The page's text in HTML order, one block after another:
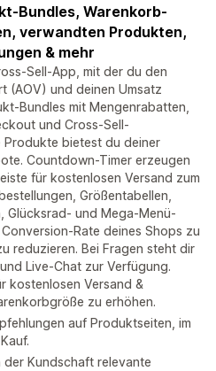
Bundles, Warenkorb-
verwandten Produkten,
& mehr
Sell-App, mit der du den
(AOV) und deinen Umsatz
Bundles mit Mengenrabatten,
und Cross-Sell-
Produkte bietest du deiner
Countdown-Timer erzeugen
für kostenlosen Versand zum
Größentabellen,
Glücksrad- und Mega-Menü-
Rate deines Shops zu
reduzieren. Bei Fragen steht dir
Live-Chat zur Verfügung.
kostenlosen Versand &
zu erhöhen.
auf Produktseiten, im
Kundschaft relevante